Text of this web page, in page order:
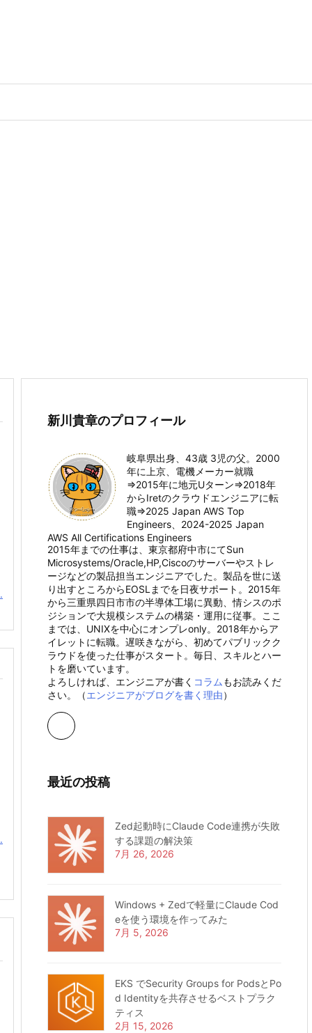
新川貴章のプロフィール
岐阜県出身、43歳 3児の父。2000
年に上京、電機メーカー就職
⇒2015年に地元Uターン⇒2018年
からIretのクラウドエンジニアに転
職⇒2025 Japan AWS Top
Engineers、2024-2025 Japan
AWS All Certifications Engineers
2015年までの仕事は、東京都府中市にてSun
Microsystems/Oracle,HP,Ciscoのサーバーやストレ
ージなどの製品担当エンジニアでした。製品を世に送
り出すところからEOSLまでを日夜サポート。2015年
から三重県四日市市の半導体工場に異動、情シスのポ
ジションで大規模システムの構築・運用に従事。ここ
までは、UNIXを中心にオンプレonly。2018年からア
イレットに転職。遅咲きながら、初めてパブリックク
ラウドを使った仕事がスタート。毎日、スキルとハー
トを磨いています。
よろしければ、エンジニアが書く コラム もお読みくだ
さい。（エンジニアがブログを書く理由）
最近の投稿
Zed起動時にClaude Code連携が失敗
する課題の解決策
7月 26, 2026
Windows + Zedで軽量にClaude Cod
eを使う環境を作ってみた
7月 5, 2026
EKS でSecurity Groups for PodsとPo
d Identityを共存させるベストプラク
ティス
2月 15, 2026